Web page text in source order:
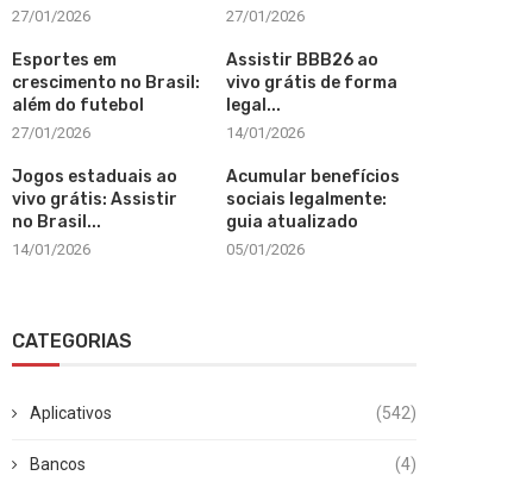
27/01/2026 27/01/2026
Esportes em
crescimento no Brasil:
além do futebol
27/01/2026
Assistir BBB26 ao
vivo grátis de forma
legal...
14/01/2026
Jogos estaduais ao
vivo grátis: Assistir
no Brasil...
14/01/2026
Acumular benefícios
sociais legalmente:
guia atualizado
05/01/2026
CATEGORIAS
Aplicativos (542)
Bancos (4)